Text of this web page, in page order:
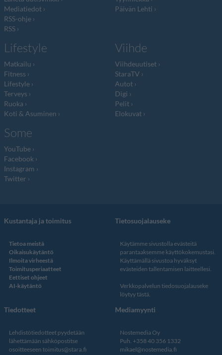
Mediatiedot
RSS-ohje
RSS
Päivän Lehti
Lifestyle
Matkailu
Fitness
Lifestyle
Terveys
Ruoka
Koti & Asuminen
Viihde
Viihdeuutiset
StaraTV
Autot
Digi
Pelit
Elokuvat
Some
YouTube
Facebook
Instagram
Twitter
Kustantaja ja toimitus
Tietoa meistä
Oikaisukäytäntö
Ilmoita virheestä
Toimitusperiaatteet
Eettiset ohjeet
AI-käytäntö
Tietosuojalauseke
Käytämme sivustolla evästeitä
parantaaksemme käyttökokemustasi.
Käyttämällä sivustoa hyväksyt
evästeiden tallentamisen laitteellesi.
Verkkopalvelun tiedosuojalauseke
löytyy tästä
Tiedotteet
Lehdistötiedotteet pyydetään
lähettämään sähköpostitse
osoitteeseen toimitus@stara.fi
Mediamyynti
Nostemedia Oy
Puh. +358 40 356 1332
mikael@nostemedia.fi